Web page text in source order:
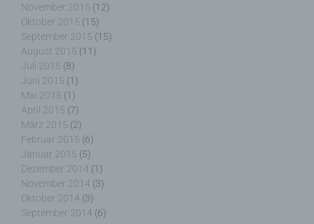
November 2015 (12)
Oktober 2015 (15)
September 2015 (15)
August 2015 (11)
Juli 2015 (8)
Juni 2015 (1)
Mai 2015 (1)
April 2015 (7)
März 2015 (2)
Februar 2015 (6)
Januar 2015 (5)
Dezember 2014 (1)
November 2014 (3)
Oktober 2014 (3)
September 2014 (6)
Willensbekundung in Form einer Erklärung oder
einer sonstigen eindeutigen bestätigenden
Handlung, mit der die betroffene Person zu
verstehen gibt, dass sie mit der Verarbeitung der
sie betreffenden personenbezogenen Daten
einverstanden ist.
Name und Anschrift des für die Verarbeitung
Verantwortlichen
Verantwortlicher im Sinne der Datenschutz-
Grundverordnung, sonstiger in den Mitgliedstaaten